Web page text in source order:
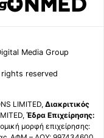
Media Group
reserved
LIMITED, Διακριτικός
Έδρα Επιχείρησης:
μορφή επιχείρησης: